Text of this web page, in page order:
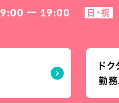
9:00 ー 19:00 日・祝
ド
勤